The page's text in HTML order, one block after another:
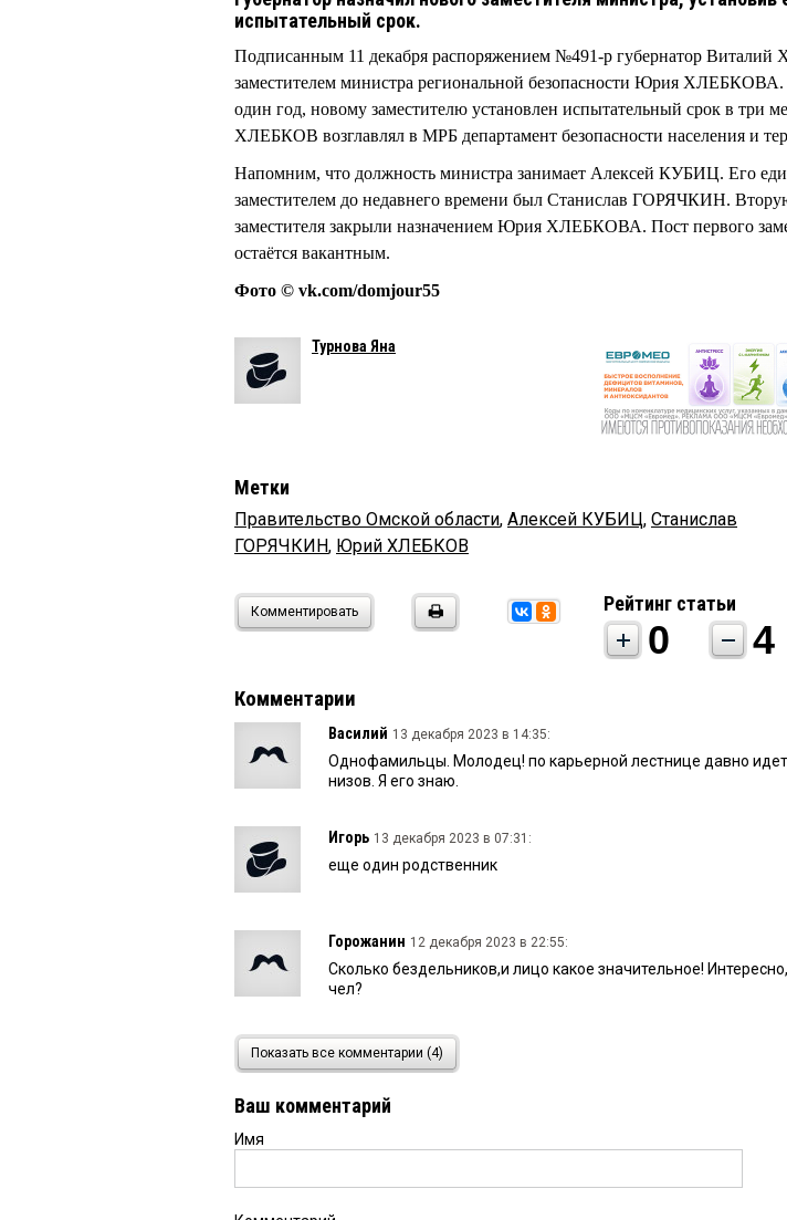
испытательный срок.
Подписанным 11 декабря распоряжением №491-р губернатор
заместителем министра региональной безопасности Юрия ХЛЕБКОВА.
один год, новому заместителю установлен испытательный срок в три
ХЛЕБКОВ возглавлял в МРБ департамент безопасности населения и
Напомним, что должность министра занимает Алексей КУБИЦ. Его
заместителем до недавнего времени был Станислав ГОРЯЧКИН.
заместителя закрыли назначением Юрия ХЛЕБКОВА. Пост первого
остаётся вакантным.
Фото © vk.com/domjour55
Турнова Яна
Метки
Правительство Омской области, Алексей КУБИЦ, Станислав
ГОРЯЧКИН, Юрий ХЛЕБКОВ
Комментировать Рейтинг статьи
0 4
Комментарии
Василий 13 декабря 2023 в 14:35:
Однофамильцы. Молодец! по карьерной лестнице давно
низов. Я его знаю.
Игорь 13 декабря 2023 в 07:31:
еще один родственник
Горожанин 12 декабря 2023 в 22:55:
Сколько бездельников,и лицо какое значительное!
чел?
12 декабря 2023 в 22:35:
А у это охпанника папа не тот ли Хлебков, который отец
Показать все комментарии (4)
Ваш комментарий
Имя